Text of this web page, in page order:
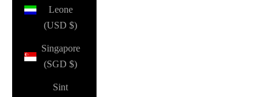
Leone
(USD $)
Singapore
(SGD $)
Sint